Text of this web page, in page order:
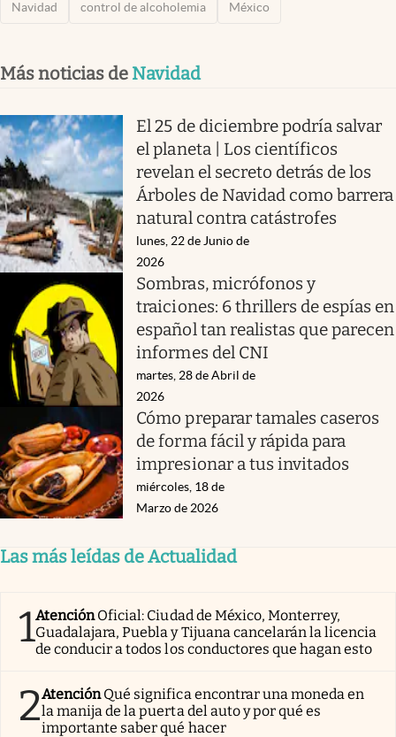
Navidad control de alcoholemia México
Más noticias de Navidad
El 25 de diciembre podría salvar
el planeta | Los científicos
revelan el secreto detrás de los
Árboles de Navidad como barrera
natural contra catástrofes
lunes, 22 de Junio de
2026
Sombras, micrófonos y
traiciones: 6 thrillers de espías en
español tan realistas que parecen
informes del CNI
martes, 28 de Abril de
2026
Cómo preparar tamales caseros
de forma fácil y rápida para
impresionar a tus invitados
miércoles, 18 de
Marzo de 2026
Las más leídas de Actualidad
1AtenciónOficial: Ciudad de México, Monterrey,
Guadalajara, Puebla y Tijuana cancelarán la licencia
de conducir a todos los conductores que hagan esto
2AtenciónQué significa encontrar una moneda en
la manija de la puerta del auto y por qué es
importante saber qué hacer